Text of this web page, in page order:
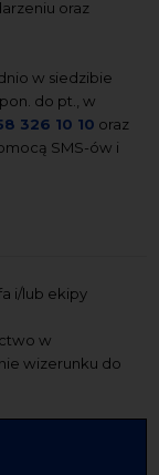
oraz
w siedzibie
do pt., w
326 10 10 oraz
SMS-ów i
i/lub ekipy
w
wizerunku do